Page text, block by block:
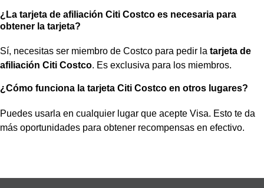
¿La tarjeta de afiliación Citi Costco es necesaria para
obtener la tarjeta?
Sí, necesitas ser miembro de Costco para pedir la tarjeta de
afiliación Citi Costco. Es exclusiva para los miembros.
¿Cómo funciona la tarjeta Citi Costco en otros lugares?
Puedes usarla en cualquier lugar que acepte Visa. Esto te da
más oportunidades para obtener recompensas en efectivo.